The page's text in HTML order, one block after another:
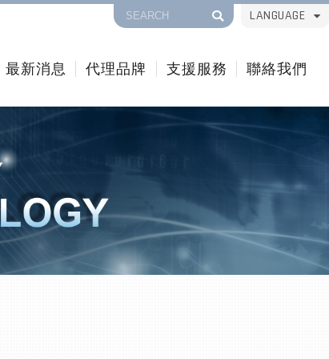
LANGUAGE
最新消息 代理品牌 支援服務 聯絡我們